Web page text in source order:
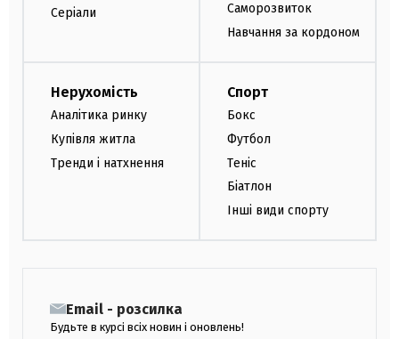
Серіали
Саморозвиток
Навчання за кордоном
Нерухомість
Аналітика ринку
Купівля житла
Тренди і натхнення
Спорт
Бокс
Футбол
Теніс
Біатлон
Інші види спорту
Email - розсилка
Будьте в курсі всіх новин і оновлень!